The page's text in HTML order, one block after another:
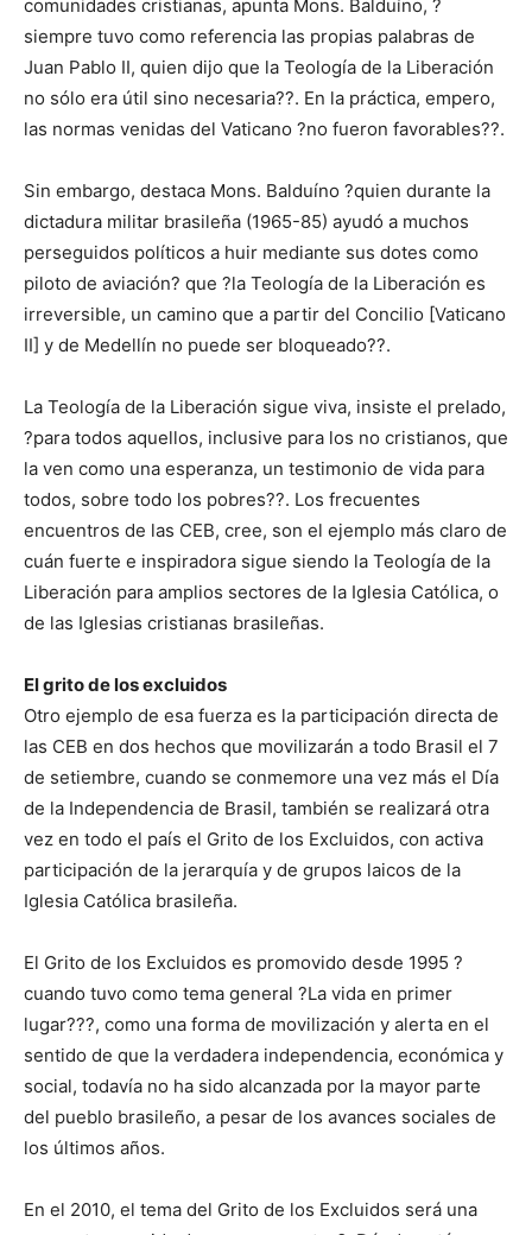
comunidades cristianas, apunta Mons. Balduíno, ?
siempre tuvo como referencia las propias palabras de
Juan Pablo II, quien dijo que la Teología de la Liberación
no sólo era útil sino necesaria??. En la práctica, empero,
las normas venidas del Vaticano ?no fueron favorables??.
Sin embargo, destaca Mons. Balduíno ?quien durante la
dictadura militar brasileña (1965-85) ayudó a muchos
perseguidos políticos a huir mediante sus dotes como
piloto de aviación? que ?la Teología de la Liberación es
irreversible, un camino que a partir del Concilio [Vaticano
II] y de Medellín no puede ser bloqueado??.
La Teología de la Liberación sigue viva, insiste el prelado,
?para todos aquellos, inclusive para los no cristianos, que
la ven como una esperanza, un testimonio de vida para
todos, sobre todo los pobres??. Los frecuentes
encuentros de las CEB, cree, son el ejemplo más claro de
cuán fuerte e inspiradora sigue siendo la Teología de la
Liberación para amplios sectores de la Iglesia Católica, o
de las Iglesias cristianas brasileñas.
El grito de los excluidos
Otro ejemplo de esa fuerza es la participación directa de
las CEB en dos hechos que movilizarán a todo Brasil el 7
de setiembre, cuando se conmemore una vez más el Día
de la Independencia de Brasil, también se realizará otra
vez en todo el país el Grito de los Excluidos, con activa
participación de la jerarquía y de grupos laicos de la
Iglesia Católica brasileña.
El Grito de los Excluidos es promovido desde 1995 ?
cuando tuvo como tema general ?La vida en primer
lugar???, como una forma de movilización y alerta en el
sentido de que la verdadera independencia, económica y
social, todavía no ha sido alcanzada por la mayor parte
del pueblo brasileño, a pesar de los avances sociales de
los últimos años.
En el 2010, el tema del Grito de los Excluidos será una